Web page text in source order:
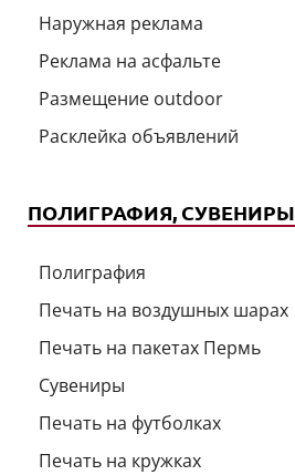
Наружная реклама
Реклама на асфальте
Размещение outdoor
Расклейка объявлений
ПОЛИГРАФИЯ, СУВЕНИРЫ
Полиграфия
Печать на воздушных шарах
Печать на пакетах Пермь
Сувениры
Печать на футболках
Печать на кружках